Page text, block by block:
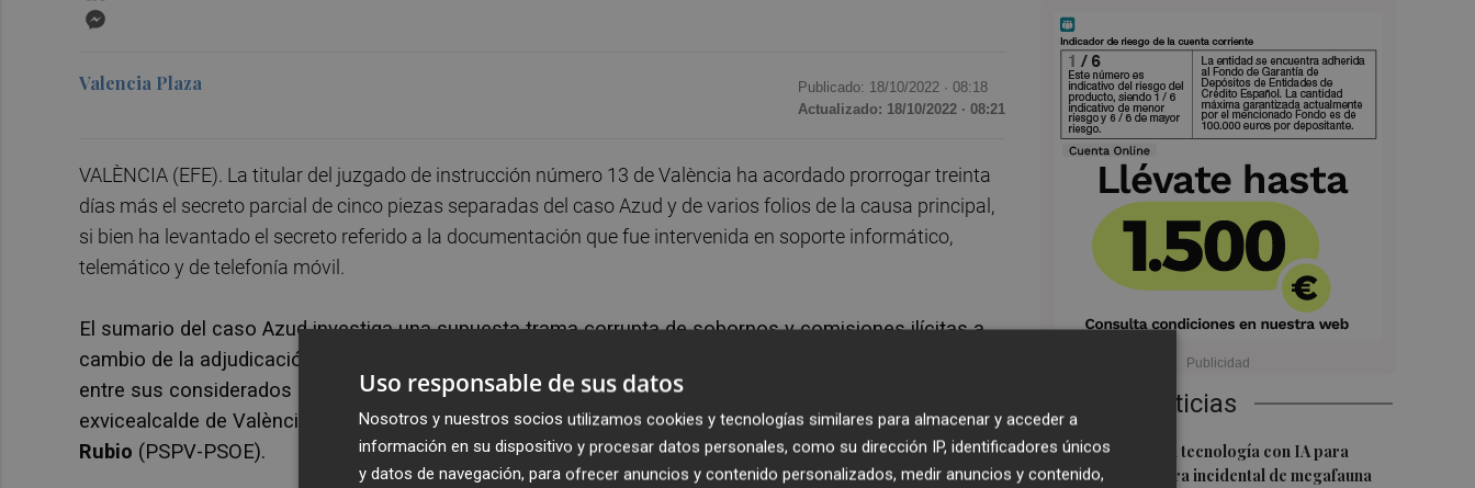
Últimas Noticias
1 Desarrollan una tecnología con IA para
mitigar la captura incidental de megafauna
Valencia Plaza Publicado: 18/10/2022 · 08:18
Actualizado: 18/10/2022 · 08:21
VALÈNCIA (EFE). La titular del juzgado de instrucción número 13 de València ha acordado prorrogar treinta
días más el secreto parcial de cinco piezas separadas del caso Azud y de varios folios de la causa principal,
si bien ha levantado el secreto referido a la documentación que fue intervenida en soporte informático,
telemático y de telefonía móvil.
El sumario del caso Azud investiga una supuesta trama corrupta de sobornos y comisiones ilícitas a
cambio de la adjudicación de grandes proyectos inmobiliarios y contratos públicos en Valencia y tiene
entre sus considerados cabecillas a empresarios, abogados y políticos del PP y PSPV, como el
exvicealcalde de València
Alfonso Grau(PP) o el exsubdelegado del Gobierno en ValenciaRafael
Rubio (PSPV-PSOE).
Uso responsable de sus datos
Nosotros y nuestros socios utilizamos cookies y tecnologías similares para almacenar y acceder a
información en su dispositivo y procesar datos personales, como su dirección IP, identificadores únicos
y datos de navegación, para ofrecer anuncios y contenido personalizados, medir anuncios y contenido,